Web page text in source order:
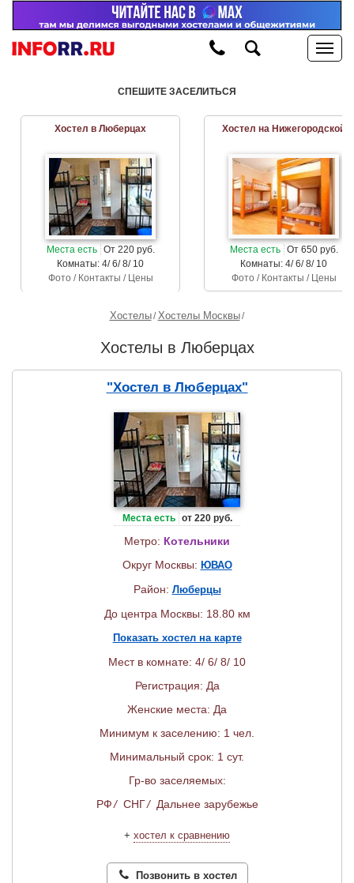
СПЕШИТЕ ЗАСЕЛИТЬСЯ
Хостел в Люберцах
Места есть От 220 руб.
Комнаты: 4/ 6/ 8/ 10
Фото / Контакты / Цены
Хостел на Нижегородской
Места есть От 650 руб.
Комнаты: 4/ 6/ 8/ 10
Фото / Контакты / Цены
Хостелы Хостелы Москвы
Хостелы в Люберцах
"Хостел в Люберцах"
Места есть от 220 руб.
Метро: Котельники
Округ Москвы: ЮВАО
Район: Люберцы
До центра Москвы: 18.80 км
Показать хостел на карте
Мест в комнате: 4/ 6/ 8/ 10
Регистрация: Да
Женские места: Да
Минимум к заселению: 1 чел.
Минимальный срок: 1 сут.
Гр-во заселяемых:
РФ/ СНГ/ Дальнее зарубежье
+ хостел к сравнению
Позвонить в хостел